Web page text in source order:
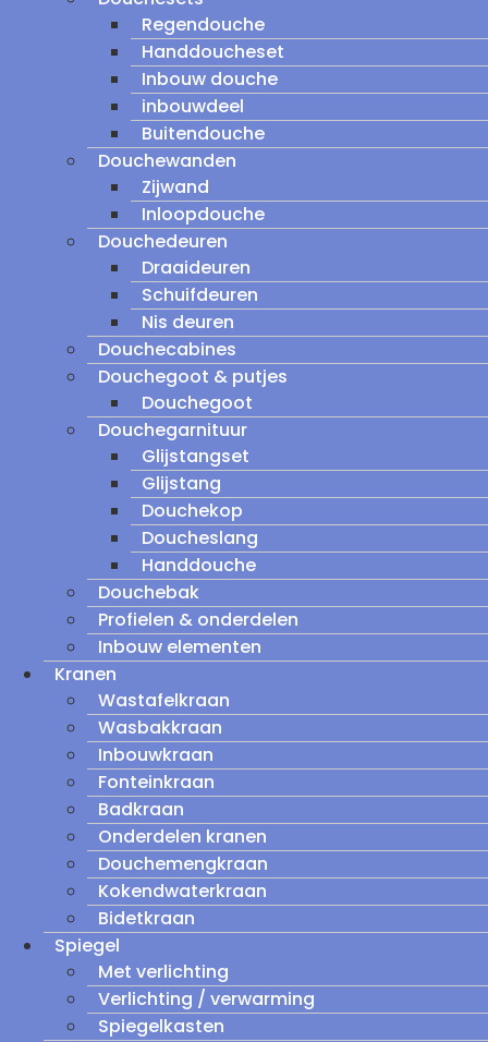
Regendouche
Handdoucheset
Inbouw douche
inbouwdeel
Buitendouche
Douchewanden
Zijwand
Inloopdouche
Douchedeuren
Draaideuren
Schuifdeuren
Nis deuren
Douchecabines
Douchegoot & putjes
Douchegoot
Douchegarnituur
Glijstangset
Glijstang
Douchekop
Doucheslang
Handdouche
Douchebak
Profielen & onderdelen
Inbouw elementen
Kranen
Wastafelkraan
Wasbakkraan
Inbouwkraan
Fonteinkraan
Badkraan
Onderdelen kranen
Douchemengkraan
Kokendwaterkraan
Bidetkraan
Spiegel
Met verlichting
Verlichting / verwarming
Spiegelkasten